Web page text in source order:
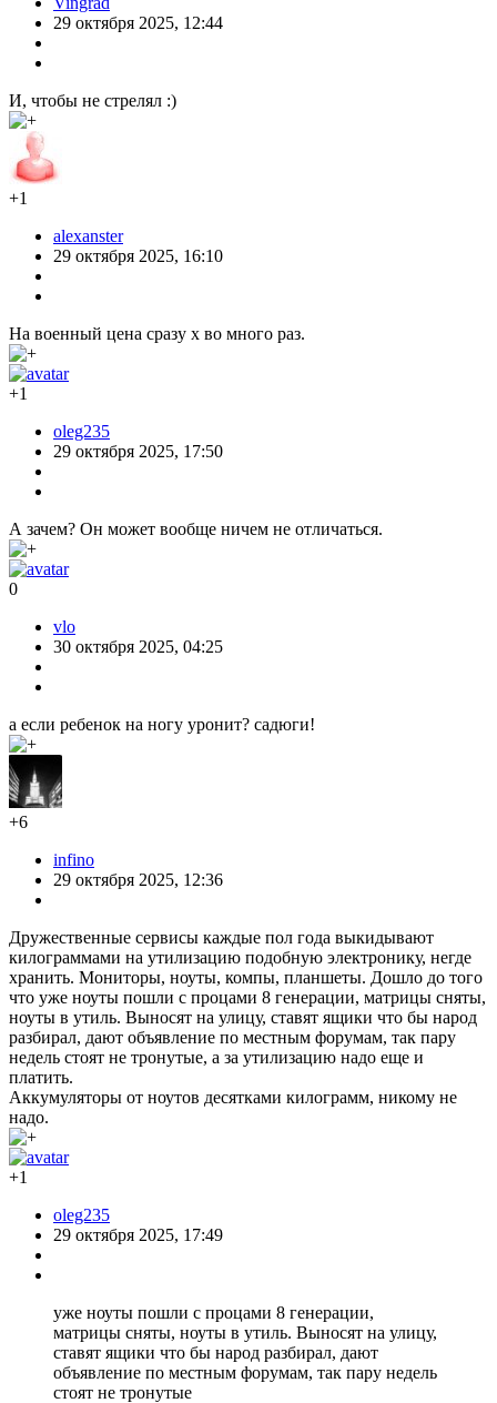
29 октября 2025, 12:44
И, чтобы не стрелял :)
+1
alexanster
29 октября 2025, 16:10
На военный цена сразу х во много раз.
+1
oleg235
29 октября 2025, 17:50
А зачем? Он может вообще ничем не отличаться.
0
vlo
30 октября 2025, 04:25
а если ребенок на ногу уронит? садюги!
+6
infino
29 октября 2025, 12:36
Дружественные сервисы каждые пол года выкидывают
килограммами на утилизацию подобную электронику, негде
хранить. Мониторы, ноуты, компы, планшеты. Дошло до того
что уже ноуты пошли с процами 8 генерации, матрицы сняты,
ноуты в утиль. Выносят на улицу, ставят ящики что бы народ
разбирал, дают объявление по местным форумам, так пару
недель стоят не тронутые, а за утилизацию надо еще и
платить.
Аккумуляторы от ноутов десятками килограмм, никому не
надо.
+1
oleg235
29 октября 2025, 17:49
уже ноуты пошли с процами 8 генерации,
матрицы сняты, ноуты в утиль. Выносят на улицу,
ставят ящики что бы народ разбирал, дают
объявление по местным форумам, так пару недель
стоят не тронутые